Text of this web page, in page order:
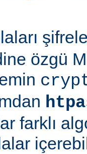
özgü
farklı